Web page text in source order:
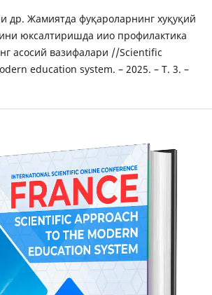
др. Жамиятда фуқароларнинг хуқуқий
юксалтиришда иио профилактика
асосий вазифалари //Scientific
education system. – 2025. – Т. 3. –